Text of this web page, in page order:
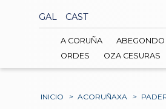
GAL CAST
A CORUÑA ABEGONDO
ORDES
OZA CESURAS
INICIO > ACORUÑAXA >